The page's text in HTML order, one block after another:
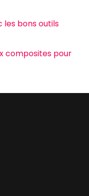
bons outils
composites pour